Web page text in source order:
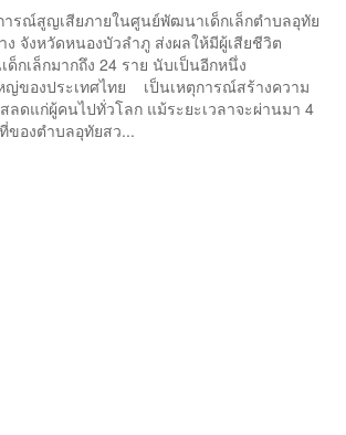
ารณ์สูญเสียภายในศูนย์พัฒนาเด็กเล็กตำบลอุทัย
ง จังหวัดหนองบัวลำภู ส่งผลให้มีผู้เสียชีวิต
ด็กเล็กมากถึง 24 ราย นับเป็นอีกหนึ่ง
ญ่ของประเทศไทย เป็นเหตุการณ์สร้างความ
ลดแก่ผู้คนไปทั่วโลก แม้ระยะเวลาจะผ่านมา 4
องตำบลอุทัยสว...